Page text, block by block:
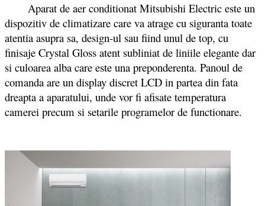
Aparat de aer conditionat Mitsubishi Electric este un
dispozitiv de climatizare care va atrage cu siguranta toate
atentia asupra sa, design-ul sau fiind unul de top, cu
finisaje Crystal Gloss atent subliniat de liniile elegante dar
si culoarea alba care este una preponderenta. Panoul de
comanda are un display discret LCD in partea din fata
dreapta a aparatului, unde vor fi afisate temperatura
camerei precum si setarile programelor de functionare.